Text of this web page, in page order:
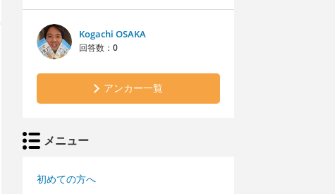
Kogachi OSAKA
回答数： 0
アンカー一覧
メニュー
初めての方へ